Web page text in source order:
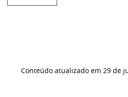
Conteúdo atualizado em 29 de